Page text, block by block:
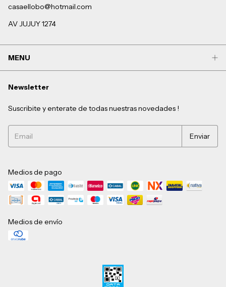
casaellobo@hotmail.com
AV JUJUY 1274
MENU
Newsletter
Suscribite y enterate de todas nuestras novedades !
Medios de pago
Medios de envío